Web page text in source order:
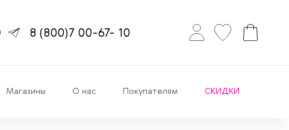
8(800)7 00-67- 10
Магазины О нас Покупателям СКИДКИ